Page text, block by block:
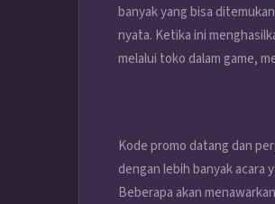
banyak yang bisa
nyata. Ketika ini
melalui toko dalam game,
Kode promo datang dan
dengan lebih banyak acara
Beberapa akan menawarkan